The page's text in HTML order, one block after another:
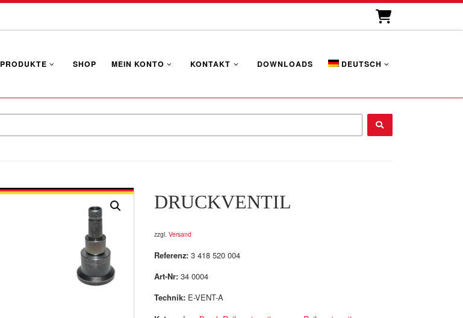
PRODUKTE SHOP MEIN KONTO KONTAKT DOWNLOADS DEUTSCH
DRUCKVENTIL
zzgl. Versand
Referenz: 3 418 520 004
Art-Nr: 34 0004
Technik: E-VENT-A